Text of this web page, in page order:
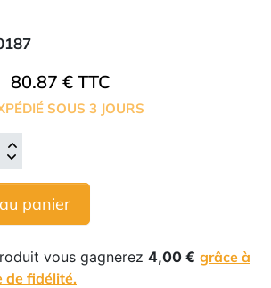
80.87 € TTC
SOUS 3 JOURS
panier
vous gagnerez 4,00 € grâce à
de fidélité.